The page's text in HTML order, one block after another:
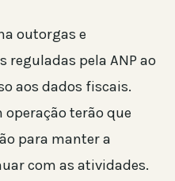
outorgas e
reguladas pela ANP ao
aos dados fiscais.
operação terão que
para manter a
com as atividades.